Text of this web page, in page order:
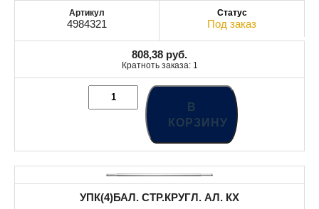
4984321 Под заказ
808,38 руб.
Кратноть заказа: 1
В
КОРЗИНУ
УПК(4)БАЛ. СТР.КРУГЛ. AЛ. КХ